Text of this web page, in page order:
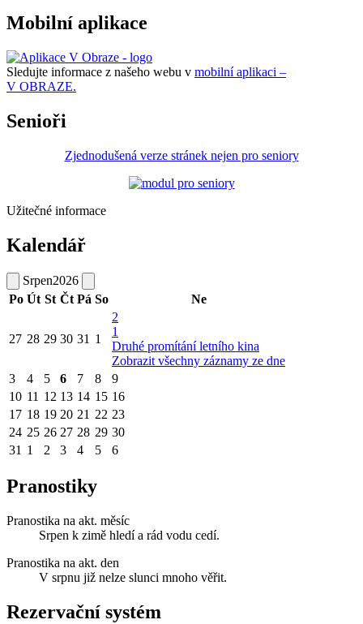
Mobilní aplikace
Sledujte informace z našeho webu v mobilní aplikaci –
V OBRAZE.
Senioři
Zjednodušená verze stránek nejen pro seniory
Užitečné informace
Kalendář
Srpen2026
Po Út St Čt Pá So Ne
27 28 29 30 31 1
2
1
Druhé promítání letního kina
Zobrazit všechny záznamy ze dne
3
4 5 6 7 8
9
10 11 12 13 14 15 16
17 18 19 20 21 22 23
24 25 26 27 28 29 30
31 1 2 3 4 5 6
Pranostiky
Pranostika na akt. měsíc
Srpen k zimě hledí a rád vodu cedí.
Pranostika na akt. den
V srpnu již nelze slunci mnoho věřit.
Rezervační systém